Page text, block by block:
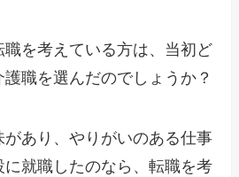
を考えている方は、当初ど
職を選んだのでしょうか？
があり、やりがいのある仕事
就職したのなら、転職を考